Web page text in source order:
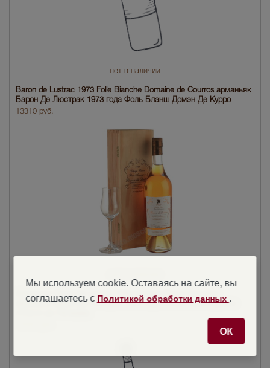
нет в наличии
Baron de Lustrac 1973 Folle Bianche Domaine de Courros арманьяк
Барон Де Люстрак 1973 года Фоль Бланш Домэн Де Курро
13310 руб.
арманьяк Барон Де Люстрак 1984 года Сепаж Бакко Домэн
Мы используем cookie. Оставаясь на сайте, вы
соглашаетесь с Политикой обработки данных .
ОК